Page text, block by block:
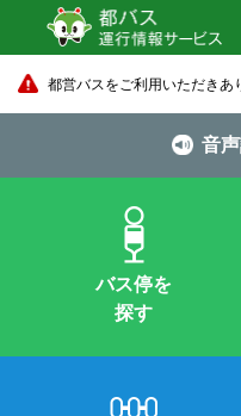
都営バスをご利用いただきあ
音
バス停を
探す